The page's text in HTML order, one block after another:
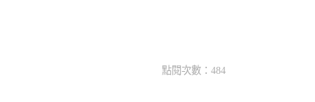
點閱次數：484